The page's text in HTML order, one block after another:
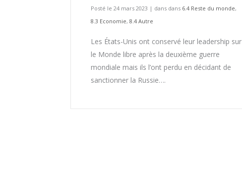
Posté le 24 mars 2023 | dans dans 6.4 Reste du monde,
8.3 Economie, 8.4 Autre
Les États-Unis ont conservé leur leadership sur
le Monde libre après la deuxième guerre
mondiale mais ils l’ont perdu en décidant de
sanctionner la Russie….